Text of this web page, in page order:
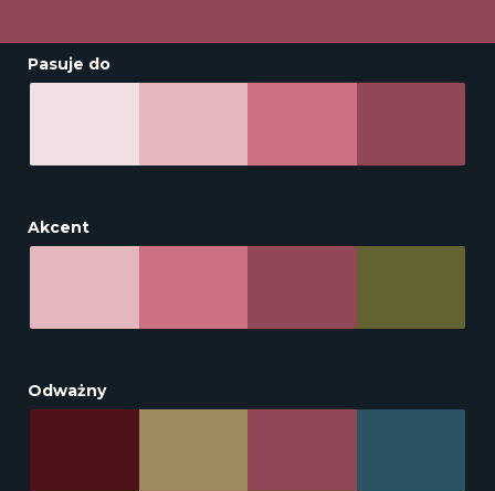
Pasuje do
Akcent
Odważny